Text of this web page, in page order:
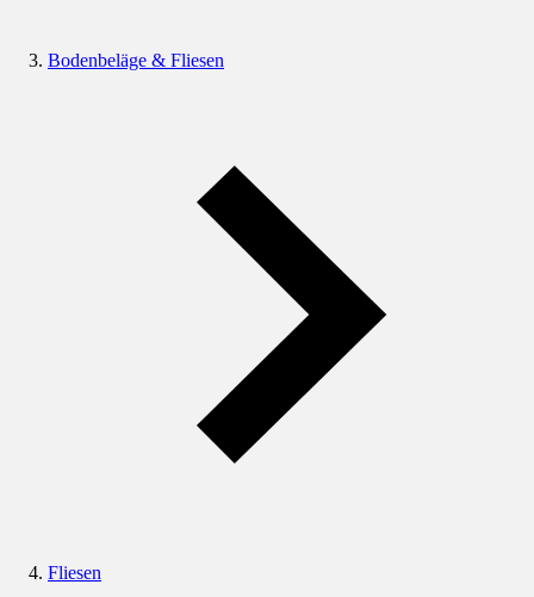
Bodenbeläge & Fliesen
Fliesen